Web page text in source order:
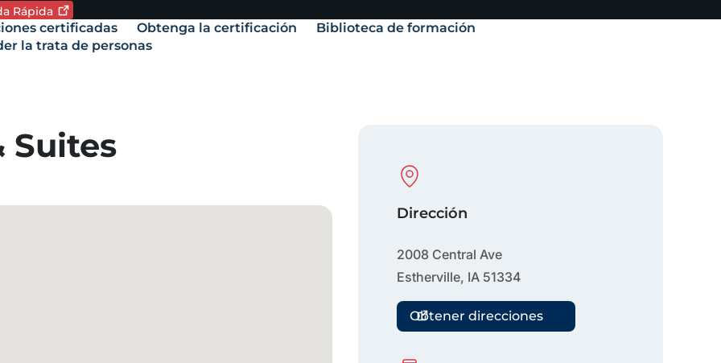
Idioma actual:
Rápida
certificadas Obtenga la certificación
Biblioteca de formación
la trata de personas
Suites
Physical Location
Dirección
2008 Central Ave
Estherville, IA 51334
Obtener direcciones